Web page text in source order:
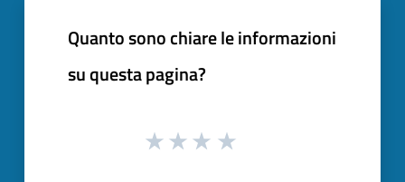
Quanto sono chiare le informazioni
su questa pagina?